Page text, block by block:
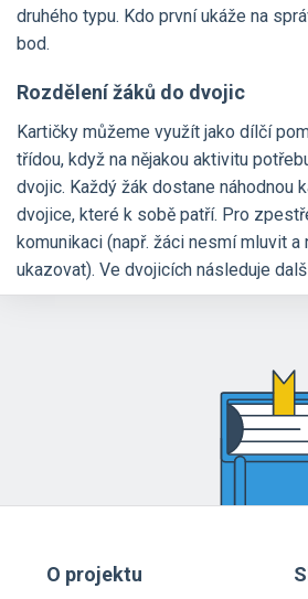
druhého typu. Kdo první ukáže na
bod.
Rozdělení žáků do dvojic
Kartičky můžeme využít jako dílčí
třídou, když na nějakou aktivitu
dvojic. Každý žák dostane náhodnou
dvojice, které k sobě patří. Pro
komunikaci (např. žáci nesmí mluvit
ukazovat). Ve dvojicích následuje
O projektu